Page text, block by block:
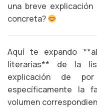
una breve
concreta?
Aquí te expando
literarias** de la
explicación de
específicamente la
volumen